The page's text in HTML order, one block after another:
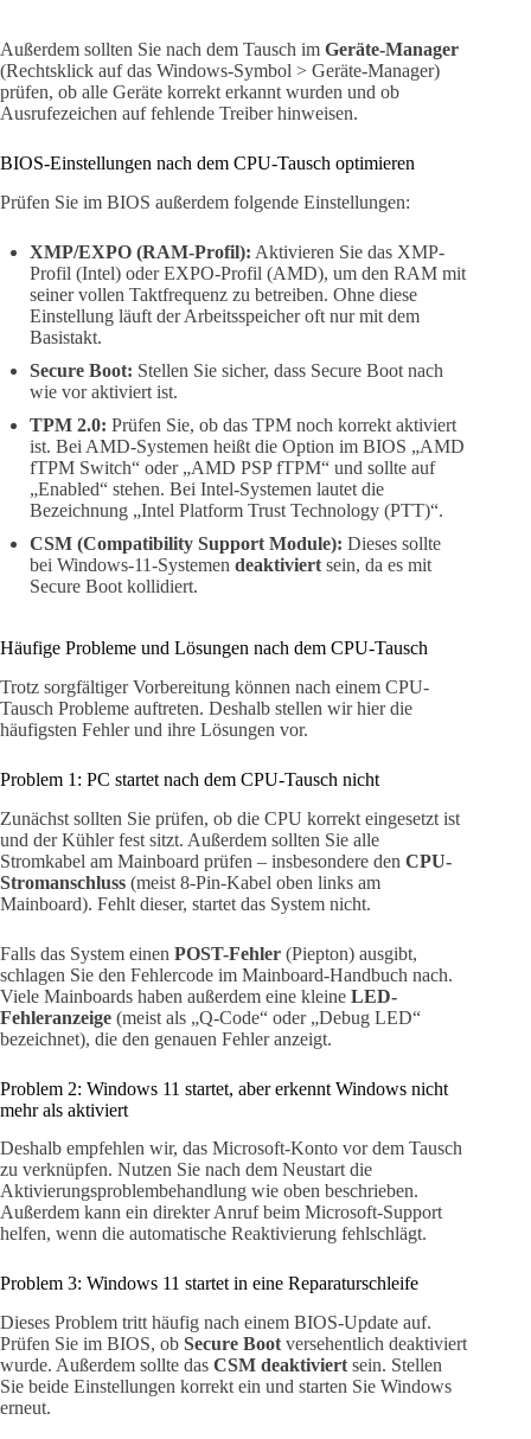
Außerdem sollten Sie nach dem Tausch im Geräte-Manager
(Rechtsklick auf das Windows-Symbol > Geräte-Manager)
prüfen, ob alle Geräte korrekt erkannt wurden und ob
Ausrufezeichen auf fehlende Treiber hinweisen.
BIOS-Einstellungen nach dem CPU-Tausch optimieren
Prüfen Sie im BIOS außerdem folgende Einstellungen:
XMP/EXPO (RAM-Profil): Aktivieren Sie das XMP-
Profil (Intel) oder EXPO-Profil (AMD), um den RAM mit
seiner vollen Taktfrequenz zu betreiben. Ohne diese
Einstellung läuft der Arbeitsspeicher oft nur mit dem
Basistakt.
Secure Boot: Stellen Sie sicher, dass Secure Boot nach
wie vor aktiviert ist.
TPM 2.0: Prüfen Sie, ob das TPM noch korrekt aktiviert
ist. Bei AMD-Systemen heißt die Option im BIOS „AMD
fTPM Switch“ oder „AMD PSP fTPM“ und sollte auf
„Enabled“ stehen. Bei Intel-Systemen lautet die
Bezeichnung „Intel Platform Trust Technology (PTT)“.
CSM (Compatibility Support Module): Dieses sollte
bei Windows-11-Systemen deaktiviert sein, da es mit
Secure Boot kollidiert.
Häufige Probleme und Lösungen nach dem CPU-Tausch
Trotz sorgfältiger Vorbereitung können nach einem CPU-
Tausch Probleme auftreten. Deshalb stellen wir hier die
häufigsten Fehler und ihre Lösungen vor.
Problem 1: PC startet nach dem CPU-Tausch nicht
Zunächst sollten Sie prüfen, ob die CPU korrekt eingesetzt ist
und der Kühler fest sitzt. Außerdem sollten Sie alle
Stromkabel am Mainboard prüfen – insbesondere den CPU-
Stromanschluss (meist 8-Pin-Kabel oben links am
Mainboard). Fehlt dieser, startet das System nicht.
Falls das System einen POST-Fehler (Piepton) ausgibt,
schlagen Sie den Fehlercode im Mainboard-Handbuch nach.
Viele Mainboards haben außerdem eine kleine LED-
Fehleranzeige (meist als „Q-Code“ oder „Debug LED“
bezeichnet), die den genauen Fehler anzeigt.
Problem 2: Windows 11 startet, aber erkennt Windows nicht
mehr als aktiviert
Deshalb empfehlen wir, das Microsoft-Konto vor dem Tausch
zu verknüpfen. Nutzen Sie nach dem Neustart die
Aktivierungsproblembehandlung wie oben beschrieben.
Außerdem kann ein direkter Anruf beim Microsoft-Support
helfen, wenn die automatische Reaktivierung fehlschlägt.
Problem 3: Windows 11 startet in eine Reparaturschleife
Dieses Problem tritt häufig nach einem BIOS-Update auf.
Prüfen Sie im BIOS, ob Secure Boot versehentlich deaktiviert
wurde. Außerdem sollte das CSM deaktiviert sein. Stellen
Sie beide Einstellungen korrekt ein und starten Sie Windows
erneut.